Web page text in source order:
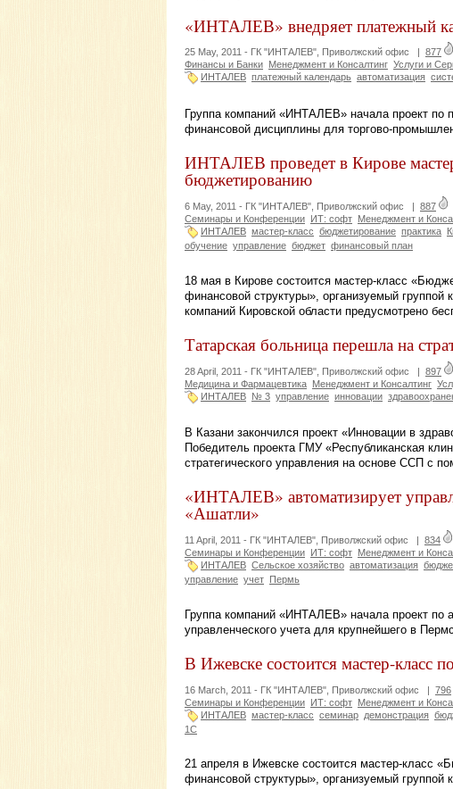
«ИНТАЛЕВ» внедряет платежный
25 May, 2011 - ГК "ИНТАЛЕВ", Приволжский офис
877
Финансы и Банки Менеджмент и Консалтинг Услуги и
ИНТАЛЕВ платежный календарь автоматизация
Группа компаний «ИНТАЛЕВ» начала проект по
финансовой дисциплины для торгово-
ИНТАЛЕВ проведет в Кирове
бюджетированию
6 May, 2011 - ГК "ИНТАЛЕВ", Приволжский офис | 887
Семинары и Конференции ИТ: софт Менеджмент и
ИНТАЛЕВ мастер-класс бюджетирование практика
обучение управление бюджет финансовый план
18 мая в Кирове состоится мастер-класс
финансовой структуры», организуемый
компаний Кировской области предусмотрено
Татарская больница перешла на
28 April, 2011 - ГК "ИНТАЛЕВ", Приволжский офис | 897
Медицина и Фармацевтика Менеджмент и Консалтинг
ИНТАЛЕВ № 3 управление инновации
В Казани закончился проект «Инновации в
Победитель проекта ГМУ «Республиканская
стратегического управления на основе ССП с
«ИНТАЛЕВ» автоматизирует
«Ашатли»
11 April, 2011 - ГК "ИНТАЛЕВ", Приволжский офис | 834
Семинары и Конференции ИТ: софт Менеджмент и
ИНТАЛЕВ Сельское хозяйство автоматизация
управление учет Пермь
Группа компаний «ИНТАЛЕВ» начала проект по
управленческого учета для крупнейшего в
В Ижевске состоится мастер-
16 March, 2011 - ГК "ИНТАЛЕВ", Приволжский офис | 796
Семинары и Конференции ИТ: софт Менеджмент и
ИНТАЛЕВ мастер-класс семинар демонстрация
1С
21 апреля в Ижевске состоится мастер-класс
финансовой структуры», организуемый